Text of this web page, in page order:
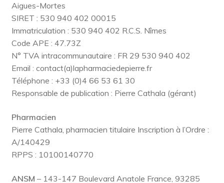
Aigues-Mortes
SIRET : 530 940 402 00015
Immatriculation : 530 940 402 R.C.S. Nîmes
Code APE : 47.73Z
N° TVA intracommunautaire : FR 29 530 940 402
Email : contact(a)lapharmaciedepierre.fr
Téléphone : +33 (0)4 66 53 61 30
Responsable de publication : Pierre Cathala (gérant)
Pharmacien
Pierre Cathala, pharmacien titulaire Inscription à l’Ordre :
A/140429
RPPS : 10100140770
ANSM – 143-147 Boulevard Anatole France, 93285